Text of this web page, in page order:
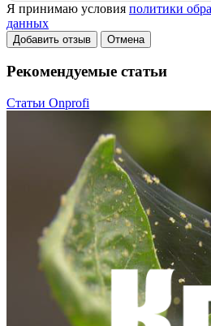
Я принимаю условия политики
данных
Добавить отзыв Отмена
Рекомендуемые статьи
Статьи Onprofi